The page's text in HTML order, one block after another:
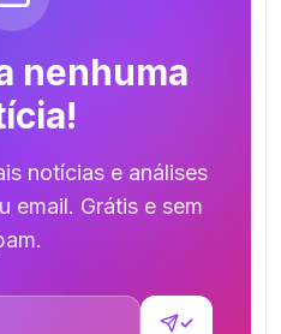
nenhuma
notícias e análises
email. Grátis e sem
✓